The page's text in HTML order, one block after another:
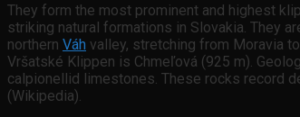
They form the most prominent and highest
striking natural formations in Slovakia. They
northern Váh valley, stretching from Moravia
Vršatské Klippen is Chmeľová (925 m).
calpionellid limestones. These rocks record
(Wikipedia).